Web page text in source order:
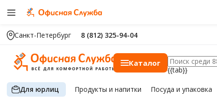
Санкт-Петербург 8 (812) 325-94-04
Каталог
{{tab}}
Для юрлиц Продуктыи напитки Посуда и упаковка